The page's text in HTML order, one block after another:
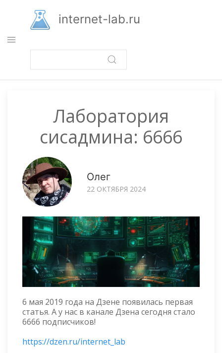
основному
содержанию
internet-lab.ru
Лаборатория
сисадмина: 6666
Олег
22 ОКТЯБРЯ 2024
6 мая 2019 года на Дзене появилась первая
статья. А у нас в канале Дзена сегодня стало
6666 подписчиков!
https://dzen.ru/internet_lab